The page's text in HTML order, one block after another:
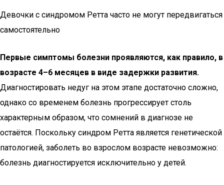
Девочки с синдромом Ретта часто не могут передвигаться
самостоятельно
Первые симптомы болезни проявляются, как правило, в
возрасте 4–6 месяцев в виде задержки развития.
Диагностировать недуг на этом этапе достаточно сложно,
однако со временем болезнь прогрессирует столь
характерным образом, что сомнений в диагнозе не
остаётся. Поскольку синдром Ретта является генетической
патологией, заболеть во взрослом возрасте невозможно:
болезнь диагностируется исключительно у детей.